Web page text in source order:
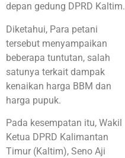
depan gedung DPRD Kaltim.
Diketahui, Para petani
tersebut menyampaikan
beberapa tuntutan, salah
satunya terkait dampak
kenaikan harga BBM dan
harga pupuk.
Pada kesempatan itu, Wakil
Ketua DPRD Kalimantan
Timur (Kaltim), Seno Aji